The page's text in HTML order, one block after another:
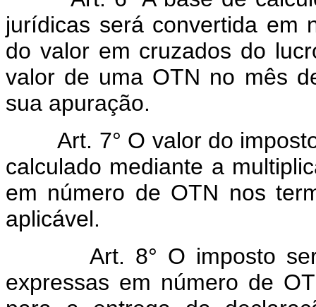
jurídicas será convertida em
do valor em cruzados do
valor de uma OTN no mês
sua apuração.
Art. 7° O valor do
calculado mediante a
em número de OTN nos
aplicável.
Art. 8° O imposto
expressas em número de